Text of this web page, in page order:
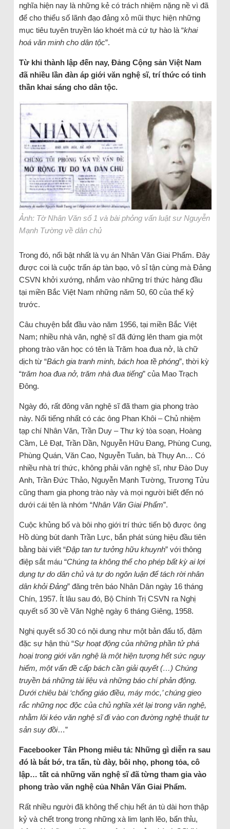
nghĩa hiện nay là những kẻ có trách nhiệm nặng nề vì đã
để cho thiểu số lãnh đạo đảng xỏ mũi thực hiện những
mục tiêu tuyên truyền láo khoét mà cứ tự hào là “khai
hoá văn minh cho dân tộc”.
Từ khi thành lập đến nay, Đảng Cộng sản Việt Nam
đã nhiều lần đàn áp giới văn nghệ sĩ, trí thức có tinh
thần khai sáng cho dân tộc.
Ảnh: Tờ Nhân Văn số 1 và bài phỏng vấn luật sư Nguyễn
Mạnh Tường về dân chủ
Trong đó, nổi bật nhất là vụ án Nhân Văn Giai Phẩm. Đây
được coi là cuộc trấn áp tàn bạo, vô sỉ tận cùng mà Đảng
CSVN khởi xướng, nhắm vào những trí thức hàng đầu
tại miền Bắc Việt Nam những năm 50, 60 của thế kỷ
trước.
Câu chuyện bắt đầu vào năm 1956, tại miền Bắc Việt
Nam; nhiều nhà văn, nghệ sĩ đã đứng lên tham gia một
phong trào văn học có tên là Trăm hoa đua nở, là chữ
dịch từ “Bách gia tranh minh, bách hoa tề phóng”, thời kỳ
“trăm hoa đua nở, trăm nhà đua tiếng” của Mao Trạch
Đông.
Ngày đó, rất đông văn nghệ sĩ đã tham gia phong trào
này. Nổi tiếng nhất có các ông Phan Khôi – Chủ nhiệm
tạp chí Nhân Văn, Trần Duy – Thư ký tòa soạn, Hoàng
Cầm, Lê Đạt, Trần Dần, Nguyễn Hữu Đang, Phùng Cung,
Phùng Quán, Văn Cao, Nguyễn Tuân, bà Thụy An… Có
nhiều nhà trí thức, không phải văn nghệ sĩ, như Đào Duy
Anh, Trần Đức Thảo, Nguyễn Mạnh Tường, Trương Tửu
cũng tham gia phong trào này và mọi người biết đến nó
dưới cái tên là nhóm “Nhân Văn Giai Phẩm”.
Cuộc khủng bố và bôi nhọ giới trí thức tiến bộ được ông
Hồ dùng bút danh Trần Lực, bắn phát súng hiệu đầu tiên
bằng bài viết “Đập tan tư tưởng hữu khuynh” với thông
điệp sắt máu “Chúng ta không thể cho phép bất kỳ ai lợi
dụng tự do dân chủ và tự do ngôn luận để tách rời nhân
dân khỏi Đảng” đăng trên báo Nhân Dân ngày 16 tháng
Chín, 1957. Ít lâu sau đó, Bộ Chính Trị CSVN ra Nghị
quyết số 30 về Văn Nghệ ngày 6 tháng Giêng, 1958.
Nghị quyết số 30 có nội dung như một bản đấu tố, đậm
đặc sự hận thù “Sự hoạt động của những phần tử phá
hoại trong giới văn nghệ là một hiện tượng hết sức nguy
hiểm, một vấn đề cấp bách cần giải quyết (…) Chúng
truyền bá những tài liệu và những báo chí phản động.
Dưới chiêu bài ‘chống giáo điều, máy móc,’ chúng gieo
rắc những nọc độc của chủ nghĩa xét lại trong văn nghệ,
nhằm lôi kéo văn nghệ sĩ đi vào con đường nghệ thuật tư
sản suy đồi…”
Facebooker Tân Phong miêu tả: Những gì diễn ra sau
đó là bắt bớ, tra tấn, tù đày, bôi nhọ, phong tỏa, cô
lập… tất cả những văn nghệ sĩ đã từng tham gia vào
phong trào văn nghệ của Nhân Văn Giai Phẩm.
Rất nhiều người đã không thể chịu hết án tù dài hơn thập
kỷ và chết trong trong những xà lim lạnh lẽo, bẩn thỉu,